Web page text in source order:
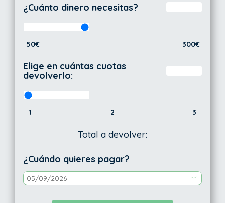
¿Cuánto dinero necesitas?
50€ 300€
Elige en cuántas cuotas
devolverlo:
1 2 3
Total a devolver:
¿Cuándo quieres pagar?